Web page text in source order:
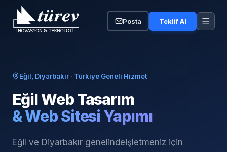
Posta Teklif Al
Eğil, Diyarbakır · Türkiye Geneli Hizmet
EğilWeb Tasarım
& Web Sitesi Yapımı
Eğil ve Diyarbakır genelindeişletmeniz için